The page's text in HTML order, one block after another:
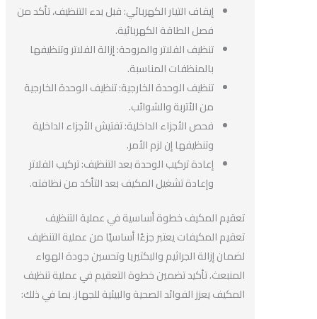
إيقاف التيار الكهربائي: قبل بدء التنظيف، تأكد من
فصل الطاقة الكهربائية.
تنظيف الفلاتر والمروحة: إزالة الفلاتر وتنظيفها
بالمنظفات المناسبة.
تنظيف الوحدة الخارجية: تنظيف الوحدة الخارجية
من الأتربة والشوائب.
فحص الأجزاء الداخلية: تفتيش الأجزاء الداخلية
وتنظيفها إن لزم الأمر.
إعادة تركيب الوحدة بعد التنظيف: تركيب الفلاتر
وإعادة تشغيل المكيف بعد التأكد من نظافته.
تعقيم المكيف خطوة أساسية في عملية التنظيف
تعقيم المكيفات يعتبر جزءًا أساسيًا من عملية التنظيف
لضمان إزالة الجراثيم والبكتيريا وتحسين جودة الهواء
المنبعث. تأكيد تضمين خطوة التعقيم في عملية تنظيف
المكيف يعزز الفوائد الصحية والبيئية للجهاز. بما في ذلك: